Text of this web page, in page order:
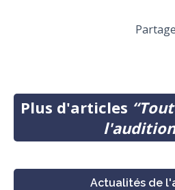
Plus d'articles
Actualités de